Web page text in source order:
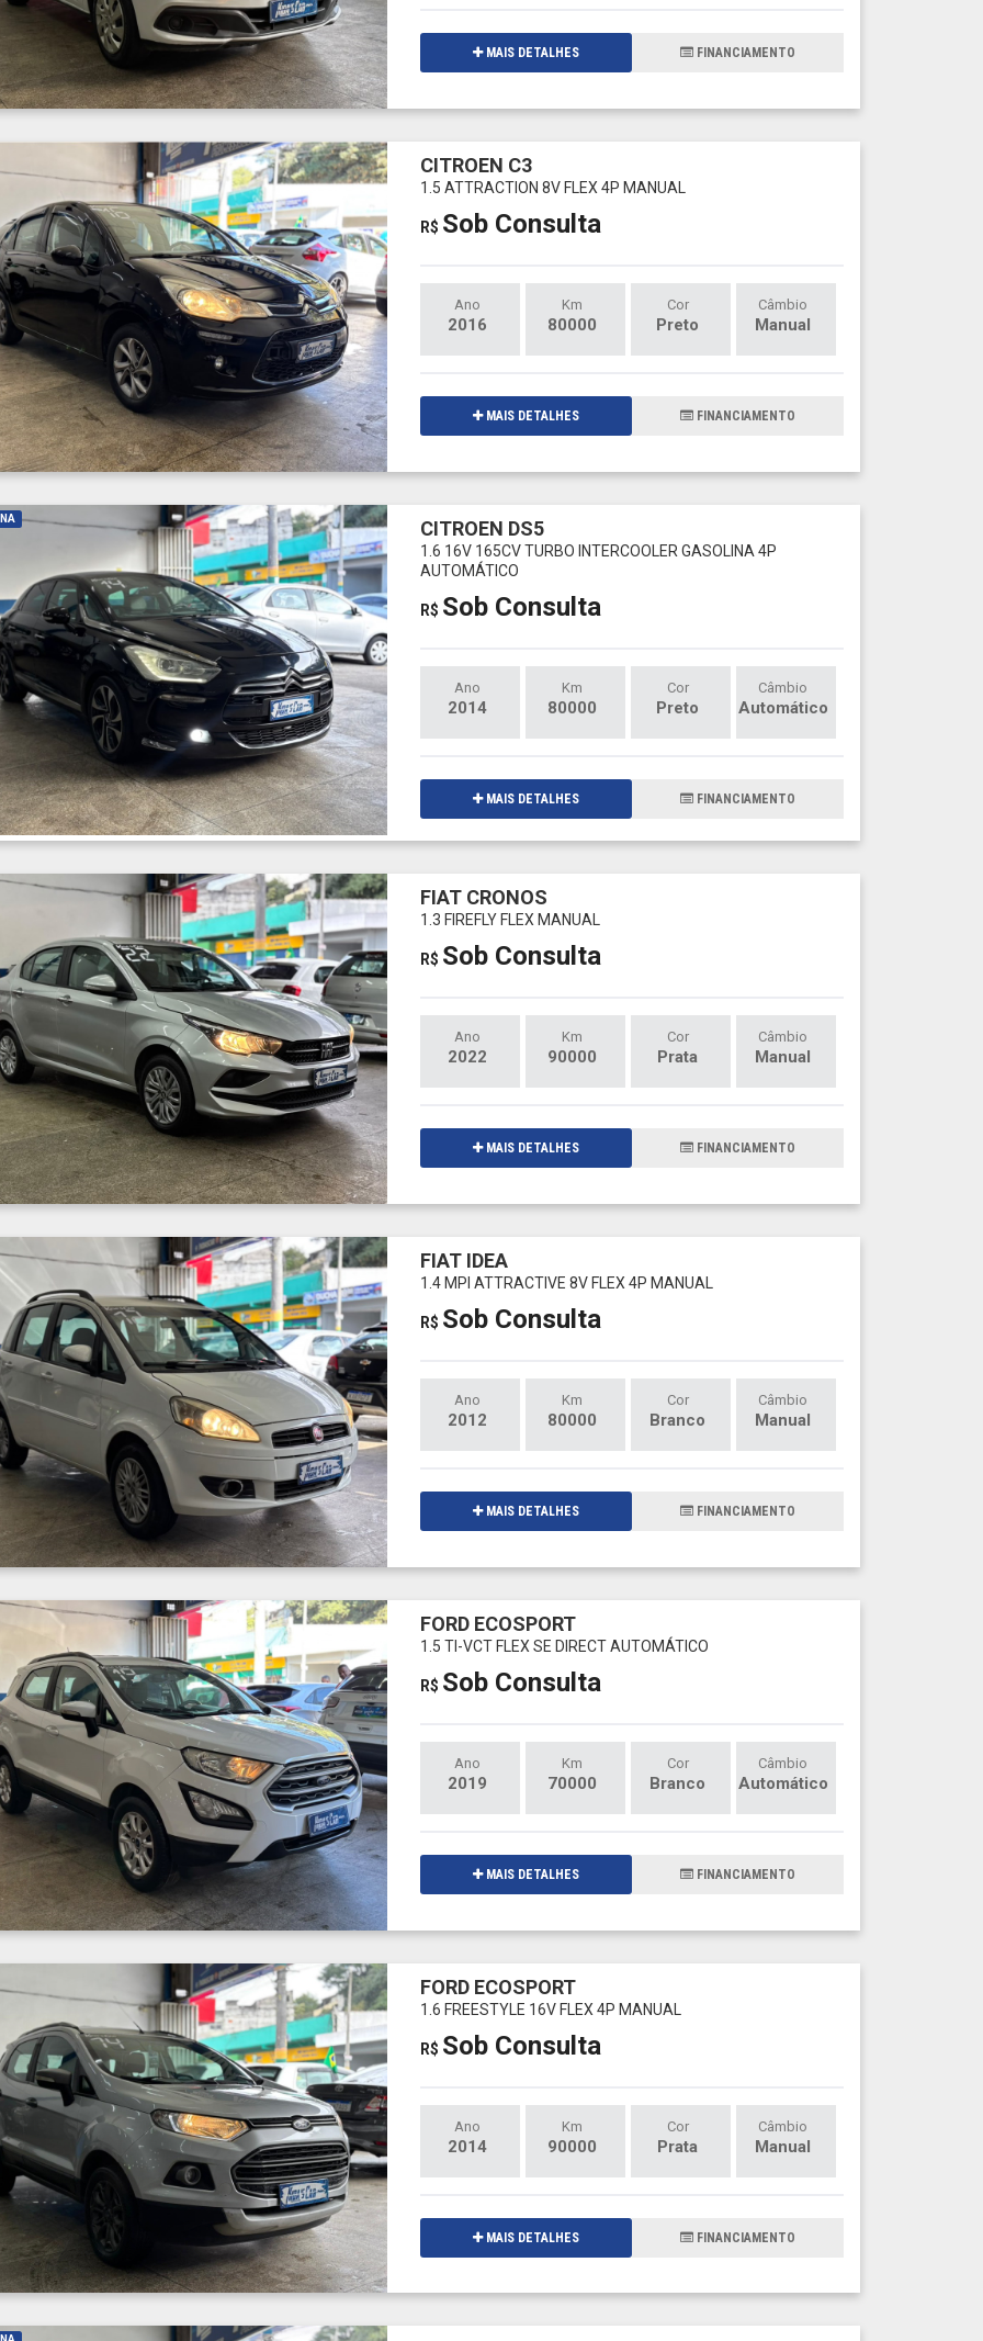
MAIS DETALHES FINANCIAMENTO
CITROEN C3
1.5 ATTRACTION 8V FLEX 4P MANUAL
R$ Sob Consulta
Ano
2016
Km
80000
Cor
Preto
Câmbio
Manual
MAIS DETALHES FINANCIAMENTO
CITROEN DS5
1.6 16V 165CV TURBO INTERCOOLER GASOLINA 4P
AUTOMÁTICO
R$ Sob Consulta
Ano
2014
Km
80000
Cor
Preto
Câmbio
Automático
MAIS DETALHES FINANCIAMENTO
FIAT CRONOS
1.3 FIREFLY FLEX MANUAL
R$ Sob Consulta
Ano
2022
Km
90000
Cor
Prata
Câmbio
Manual
MAIS DETALHES FINANCIAMENTO
FIAT IDEA
1.4 MPI ATTRACTIVE 8V FLEX 4P MANUAL
R$ Sob Consulta
Ano
2012
Km
80000
Cor
Branco
Câmbio
Manual
MAIS DETALHES FINANCIAMENTO
FORD ECOSPORT
1.5 TI-VCT FLEX SE DIRECT AUTOMÁTICO
R$ Sob Consulta
Ano
2019
Km
70000
Cor
Branco
Câmbio
Automático
MAIS DETALHES FINANCIAMENTO
FORD ECOSPORT
1.6 FREESTYLE 16V FLEX 4P MANUAL
R$ Sob Consulta
Ano
2014
Km
90000
Cor
Prata
Câmbio
Manual
MAIS DETALHES FINANCIAMENTO